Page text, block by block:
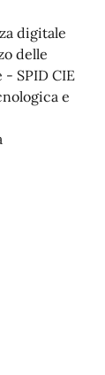
digitale
delle
SPID CIE
e